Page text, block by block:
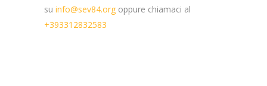
su info@sev84.org oppure chiamaci al
+393312832583